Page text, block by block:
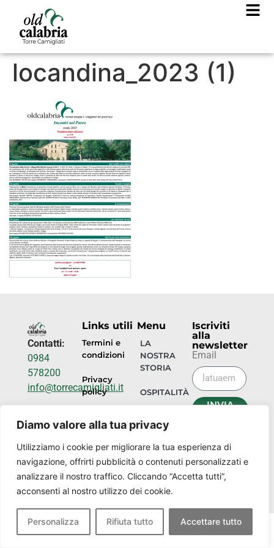
Diamo valore alla tua privacy
Utilizziamo i cookie per migliorare la tua esperienza di
navigazione, offrirti pubblicità o contenuti personalizzati e
analizzare il nostro traffico. Cliccando “Accetta tutti”,
acconsenti al nostro utilizzo dei cookie.
Personalizza Rifiuta tutto Accettare tutto
locandina_2023 (1)
Contatti:
0984
578200
info@torrecamigliati.it
Camigliati,
Silano CS
Links utili
Termini e
condizioni
Privacy
policy
Menu
LA
NOSTRA
STORIA
OSPITALITÀ
NOSTRI
LUOGHI
Iscriviti
alla
newsletter
Email
INVIA